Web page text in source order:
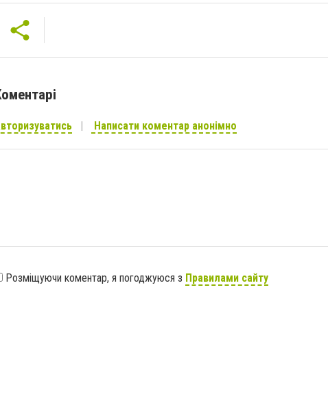
Написати коментар анонімно
Розміщуючи коментар, я погоджуюся з Правилами сайту